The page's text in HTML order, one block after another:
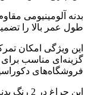
بدنه آلومینیومی
طول عمر بالا را
این ویژگی امکان
گزینه‌ای مناسب برای
فروشگاه‌های
این